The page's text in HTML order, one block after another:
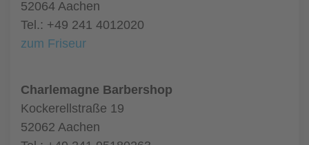
52064 Aachen
Tel.: +49 241 4012020
zum Friseur
Charlemagne Barbershop
Kockerellstraße 19
52062 Aachen